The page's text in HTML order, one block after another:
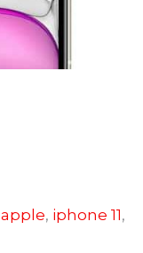
apple, iphone 11,